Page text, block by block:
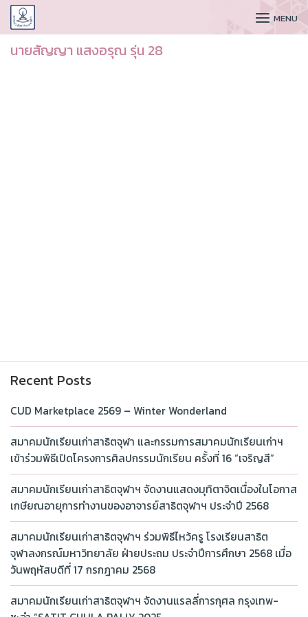
CUDAA MENU
นายสัญญา แสงอรุณ รุ่น 28
Recent Posts
CUD Marketplace 2569 – Winter Wonderland
สมาคมนักเรียนเก่าสาธิตจุฬา และกรรมการสมาคมนักเรียนเก่าฯ
เข้าร่วมพิธีเปิดโครงการศิลปกรรมนักเรียน ครั้งที่ 16 “เจริญสี”
สมาคมนักเรียนเก่าสาธิตจุฬาฯ จัดงานแสดงมุทิตาจิตเนื่องในโอกาส
เกษียณอายุการทำงานของอาจารย์สาธิตจุฬาฯ ประจำปี 2568
สมาคมนักเรียนเก่าสาธิตจุฬาฯ ร่วมพิธีไหว้ครู โรงเรียนสาธิต
จุฬาลงกรณ์มหาวิทยาลัย ฝ่ายประถม ประจำปีการศึกษา 2568 เมื่อ
วันพฤหัสบดีที่ 17 กรกฎาคม 2568
สมาคมนักเรียนเก่าสาธิตจุฬาฯ จัดงานแรลลี่การกุศล กรุงเทพ-